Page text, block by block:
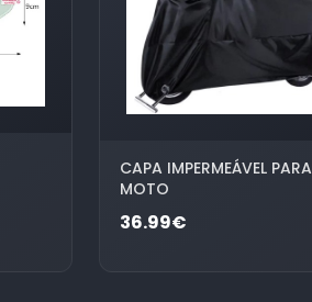
CAPA IMPERMEÁVEL PARA
MOTO
36.99€